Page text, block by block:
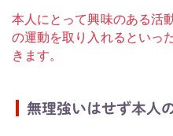
本人にとって興味のある活
の運動を取り入れるといっ
きます。
無理強いはせず本人